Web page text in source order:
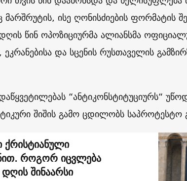
ისე ღონისძიების ფორმატის
წინ ოპოზიციურმა ალიანსმა
ეკრანებისა და სცენის რუსთაველის
“ანტიკონსტიტუციურს“
შიშის გამო ცდილობს საპროტესტო
ქრისტიანული
როგორ იცვლება
შინაარსი